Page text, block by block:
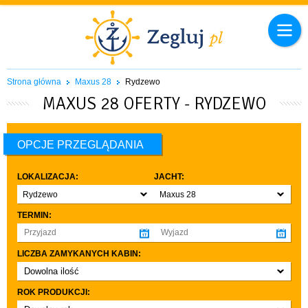
Strona główna Maxus 28 Rydzewo
MAXUS 28 OFERTY - RYDZEWO
OPCJE PRZEGLĄDANIA
LOKALIZACJA:
Rydzewo
JACHT:
Maxus 28
TERMIN:
LICZBA ZAMYKANYCH KABIN:
Dowolna ilość
co najmniej 1
co najmniej 2
ROK PRODUKCJI: